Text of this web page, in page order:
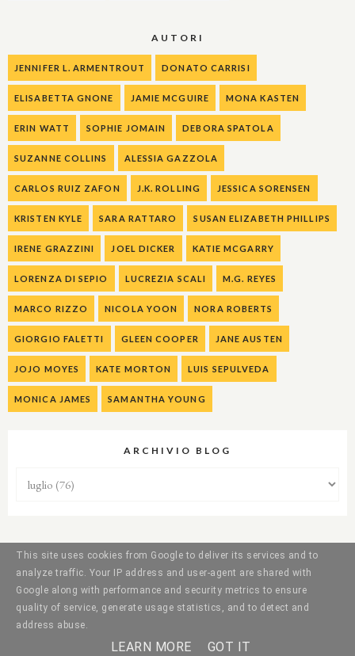
AUTORI
JENNIFER L. ARMENTROUT DONATO CARRISI
ELISABETTA GNONE JAMIE MCGUIRE MONA KASTEN
ERIN WATT SOPHIE JOMAIN DEBORA SPATOLA
SUZANNE COLLINS ALESSIA GAZZOLA
CARLOS RUIZ ZAFON J.K. ROLLING JESSICA SORENSEN
KRISTEN KYLE SARA RATTARO SUSAN ELIZABETH PHILLIPS
IRENE GRAZZINI JOEL DICKER KATIE MCGARRY
LORENZA DI SEPIO LUCREZIA SCALI M.G. REYES
MARCO RIZZO NICOLA YOON NORA ROBERTS
GIORGIO FALETTI GLEEN COOPER JANE AUSTEN
JOJO MOYES KATE MORTON LUIS SEPULVEDA
MONICA JAMES SAMANTHA YOUNG
ARCHIVIO BLOG
This site uses cookies from Google to deliver its services and to
analyze traffic. Your IP address and user-agent are shared with
Google along with performance and security metrics to ensure
quality of service, generate usage statistics, and to detect and
address abuse.
LEARN MORE GOT IT